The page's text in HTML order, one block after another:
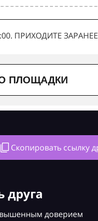
ПРИХОДИТЕ ЗАРАНЕЕ
ПЛОЩАДКИ
Скопировать ссылку
друга
доверием